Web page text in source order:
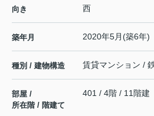
向き 西
築年月 2020年5月(築6年)
種別 / 建物構造 賃貸マンション /
部屋 /
所在階 / 階建て
401 / 4階 / 11階建